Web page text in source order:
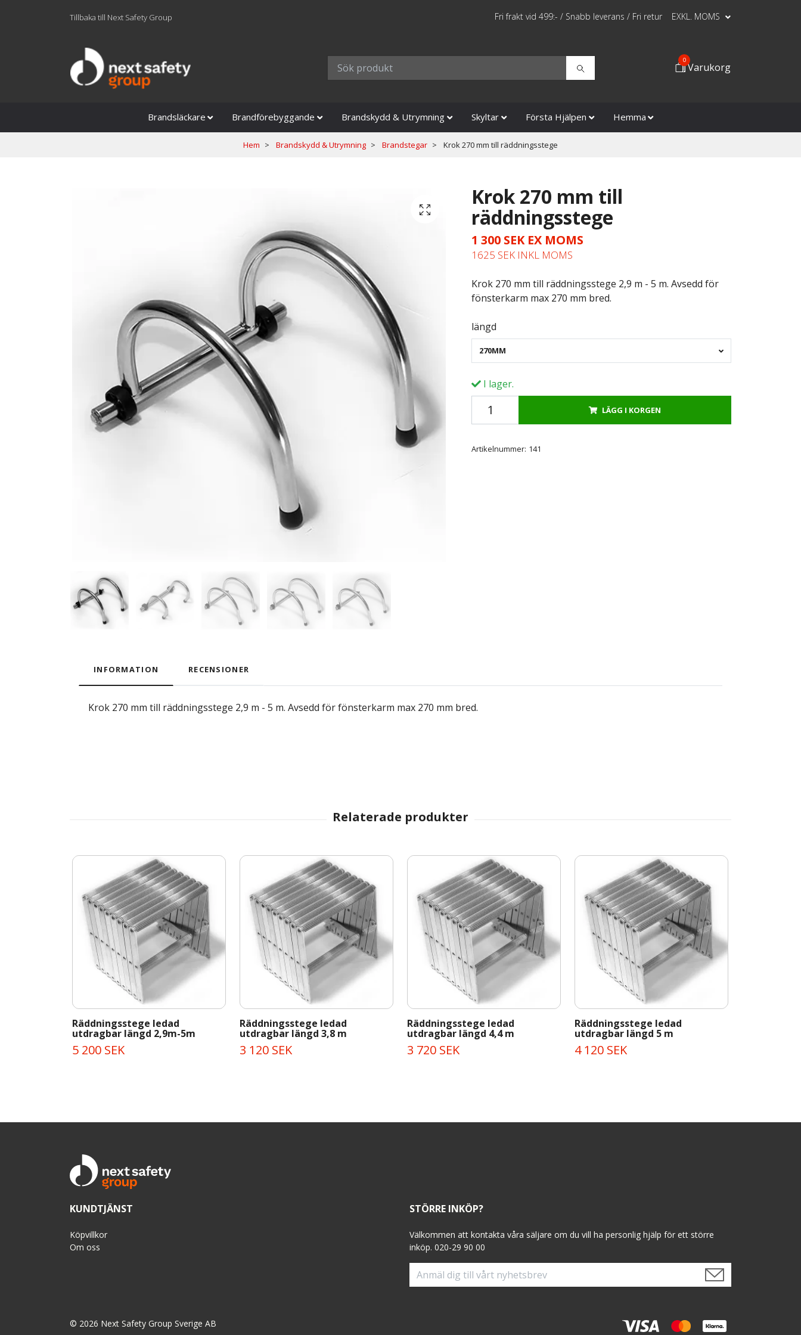
Tillbaka till Next Safety Group Fri frakt vid 499:- / Snabb leverans / Fri retur EXKL. MOMS
0
Varukorg
Brandsläckare Brandförebyggande Brandskydd & Utrymning Skyltar Första Hjälpen Hemma
Hem Brandskydd & Utrymning Brandstegar Krok 270 mm till räddningsstege
Krok 270 mm till
räddningsstege
1 300 SEKEX MOMS
1625 SEK INKL MOMS
Krok 270 mm till räddningsstege 2,9 m - 5 m. Avsedd för
fönsterkarm max 270 mm bred.
längd
270MM
I lager.
LÄGG I KORGEN
Artikelnummer: 141
INFORMATION RECENSIONER
Krok 270 mm till räddningsstege 2,9 m - 5 m. Avsedd för fönsterkarm max 270 mm bred.
Räddningsstege ledad
utdragbar längd 2,9m-5m
5 200 SEK
Räddningsstege ledad
utdragbar längd 3,8 m
3 120 SEK
Räddningsstege ledad
utdragbar längd 4,4 m
3 720 SEK
Räddningsstege ledad
utdragbar längd 5 m
4 120 SEK
KUNDTJÄNST
Köpvillkor
Om oss
STÖRRE INKÖP?
Välkommen att kontakta våra säljare om du vill ha personlig hjälp för ett större
inköp. 020-29 90 00
© 2026 Next Safety Group Sverige AB